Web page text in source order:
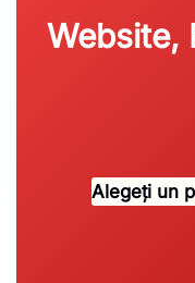
Website,
Alegeți un